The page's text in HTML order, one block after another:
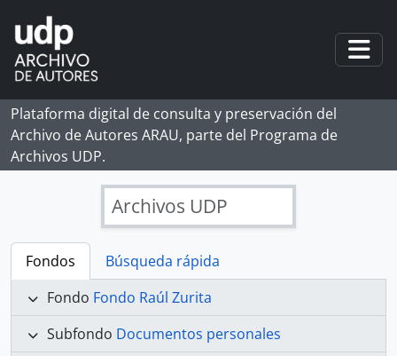
Skip to main content
Plataforma digital de consulta y preservación del
Archivo de Autores ARAU, parte del Programa de
Archivos UDP.
Archivos UDP
Fondos
Búsqueda rápida
Fondo Fondo Raúl Zurita
Subfondo Documentos personales